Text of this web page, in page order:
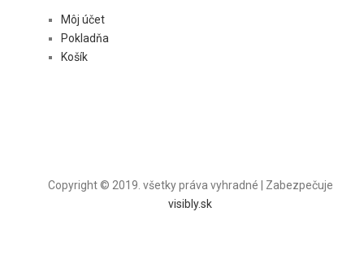
Môj účet
Pokladňa
Košík
Copyright © 2019. všetky práva vyhradné | Zabezpečuje
visibly.sk